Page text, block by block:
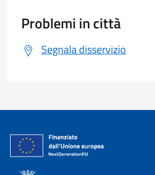
Problemi in città
Segnala disservizio